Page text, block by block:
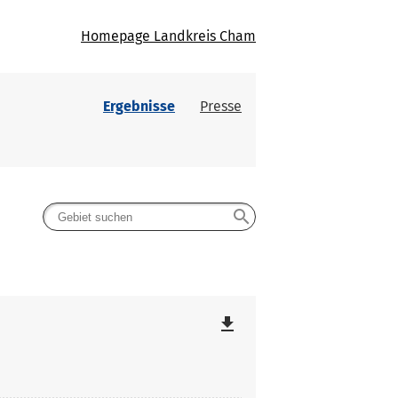
Homepage Landkreis Cham
Ergebnisse Presse
search
file_download